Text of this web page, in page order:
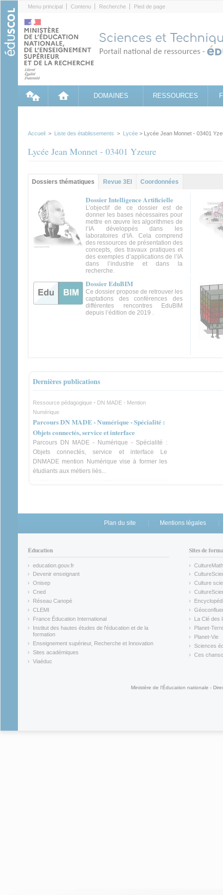
Menu principal Contenu Recherche Pied de page
DOMAINES RESSOURCES
Accueil > Liste des établissements > Lycée > Lycée Jean Monnet - 03401
Lycée Jean Monnet - 03401 Yzeure
Groupe principal
Dossiers thématiques (onglet
actif)
Revue 3EI Coordonnées
Dossier Intelligence Artificielle
L’objectif de ce dossier est de
donner les bases nécessaires pour
mettre en œuvre les algorithmes de
l’IA développés dans les
laboratoires d’IA. Cela comprend
des ressources de présentation des
concepts, des travaux pratiques et
des exemples d’applications de l’IA
dans l’industrie et dans la
recherche.
Dossier EduBIM
Ce dossier propose de retrouver les
captations des conférences des
différentes rencontres EduBIM
depuis l’édition de 2019 .
Dernières publications
Ressource pédagogique - DN MADE - Mention
Numérique
Parcours DN MADE - Numérique - Spécialité :
Objets connectés, service et interface
Parcours DN MADE - Numérique - Spécialité :
Objets connectés, service et interface Le
DNMADE mention Numérique vise à former les
étudiants aux métiers liés...
Plan du site Mentions légales
Éducation
education.gouv.fr
(link is external)
Devenir enseignant
(link is external)
Onisep
(link is external)
Cned
(link is external)
Réseau Canopé
(link is external)
CLEMI
(link is external)
France Éducation International
(link is external)
Institut des hautes études de l'éducation et de la
formation
(link is external)
Enseignement supérieur, Recherche et Innovation
(link is external)
Sites académiques
(link is external)
Viaéduc
Sites de
CultureMath
(link is
(link is
Culture
(link is
(link is
(link is
La Clé des
(link is
Planet-
(link is
Planet-Vie
(link is
Sciences
(link is
Ces
Ministère de l'Éducation nationale -